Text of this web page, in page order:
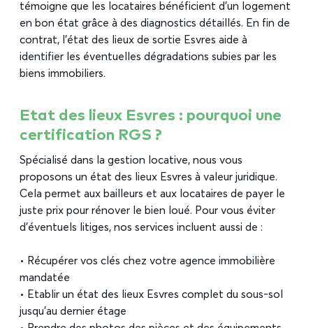
témoigne que les locataires bénéficient d’un logement
en bon état grâce à des diagnostics détaillés. En fin de
contrat, l’état des lieux de sortie Esvres aide à
identifier les éventuelles dégradations subies par les
biens immobiliers.
Etat des lieux Esvres : pourquoi une
certification RGS ?
Spécialisé dans la gestion locative, nous vous
proposons un état des lieux Esvres à valeur juridique.
Cela permet aux bailleurs et aux locataires de payer le
juste prix pour rénover le bien loué. Pour vous éviter
d’éventuels litiges, nos services incluent aussi de :
• Récupérer vos clés chez votre agence immobilière
mandatée
• Etablir un état des lieux Esvres complet du sous-sol
jusqu’au dernier étage